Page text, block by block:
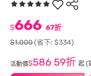
$666 67折
$1,000(省下: $334)
活動價$586 59折 起 (